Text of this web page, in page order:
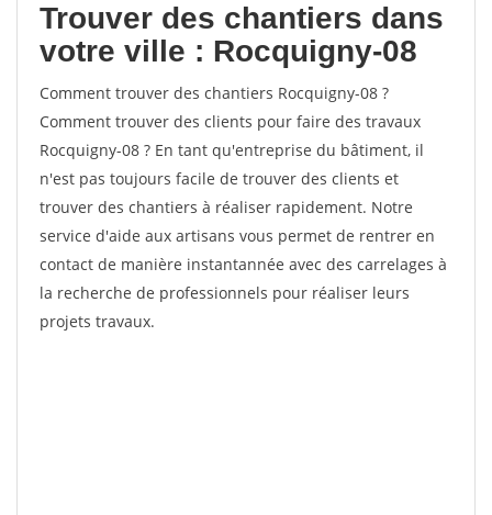
Trouver des chantiers dans
votre ville : Rocquigny-08
Comment trouver des chantiers Rocquigny-08 ?
Comment trouver des clients pour faire des travaux
Rocquigny-08 ? En tant qu'entreprise du bâtiment, il
n'est pas toujours facile de trouver des clients et
trouver des chantiers à réaliser rapidement. Notre
service d'aide aux artisans vous permet de rentrer en
contact de manière instantannée avec des carrelages à
la recherche de professionnels pour réaliser leurs
projets travaux.